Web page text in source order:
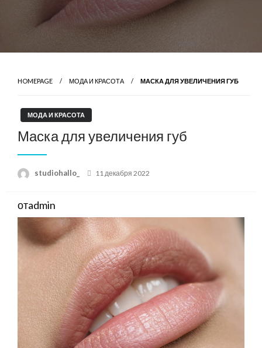
HOMEPAGE МОДА И КРАСОТА МАСКА ДЛЯ УВЕЛИЧЕНИЯ ГУБ
МОДА И КРАСОТА
Маска для увеличения губ
studiohallo_
Posted
11 декабря 2022
отadmin